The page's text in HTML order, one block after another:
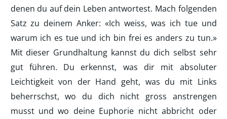
denen du auf dein Leben antwortest. Mach folgenden
Satz zu deinem Anker: «Ich weiss, was ich tue und
warum ich es tue und ich bin frei es anders zu tun.»
Mit dieser Grundhaltung kannst du dich selbst sehr
gut führen. Du erkennst, was dir mit absoluter
Leichtigkeit von der Hand geht, was du mit Links
beherrschst, wo du dich nicht gross anstrengen
musst und wo deine Euphorie nicht abbricht oder